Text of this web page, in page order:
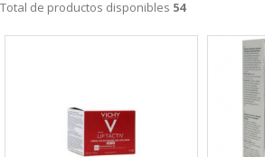
Total de productos disponibles 54